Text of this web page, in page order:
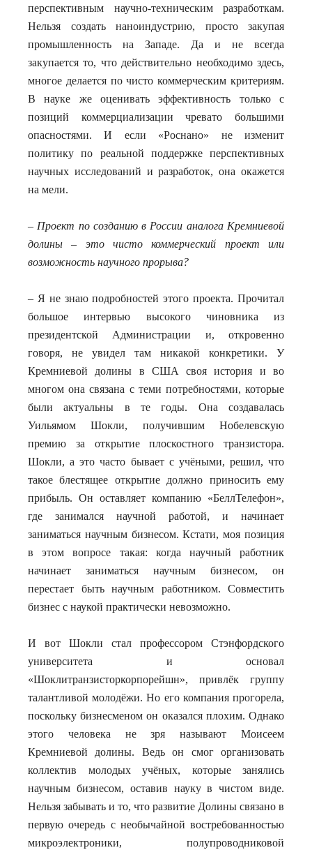
перспективным научно-техническим разработкам.
Нельзя создать наноиндустрию, просто закупая
промышленность на Западе. Да и не всегда
закупается то, что действительно необходимо здесь,
многое делается по чисто коммерческим критериям.
В науке же оценивать эффективность только с
позиций коммерциализации чревато большими
опасностями. И если «Роснано» не изменит
политику по реальной поддержке перспективных
научных исследований и разработок, она окажется
на мели.
– Проект по созданию в России аналога Кремниевой
долины – это чисто коммерческий проект или
возможность научного прорыва?
– Я не знаю подробностей этого проекта. Прочитал
большое интервью высокого чиновника из
президентской Администрации и, откровенно
говоря, не увидел там никакой конкретики. У
Кремниевой долины в США своя история и во
многом она связана с теми потребностями, которые
были актуальны в те годы. Она создавалась
Уильямом Шокли, получившим Нобелевскую
премию за открытие плоскостного транзистора.
Шокли, а это часто бывает с учёными, решил, что
такое блестящее открытие должно приносить ему
прибыль. Он оставляет компанию «БеллТелефон»,
где занимался научной работой, и начинает
заниматься научным бизнесом. Кстати, моя позиция
в этом вопросе такая: когда научный работник
начинает заниматься научным бизнесом, он
перестает быть научным работником. Совместить
бизнес с наукой практически невозможно.
И вот Шокли стал профессором Стэнфордского
университета и основал
«Шоклитранзисторкорпорейшн», привлёк группу
талантливой молодёжи. Но его компания прогорела,
поскольку бизнесменом он оказался плохим. Однако
этого человека не зря называют Моисеем
Кремниевой долины. Ведь он смог организовать
коллектив молодых учёных, которые занялись
научным бизнесом, оставив науку в чистом виде.
Нельзя забывать и то, что развитие Долины связано в
первую очередь с необычайной востребованностью
микроэлектроники, полупроводниковой